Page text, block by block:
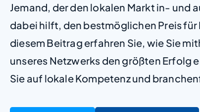
Jemand, der den lokalen Markt in- und
dabei hilft, den bestmöglichen Preis für
diesem Beitrag erfahren Sie, wie Sie
unseres Netzwerks den größten Erfolg
Sie auf lokale Kompetenz und